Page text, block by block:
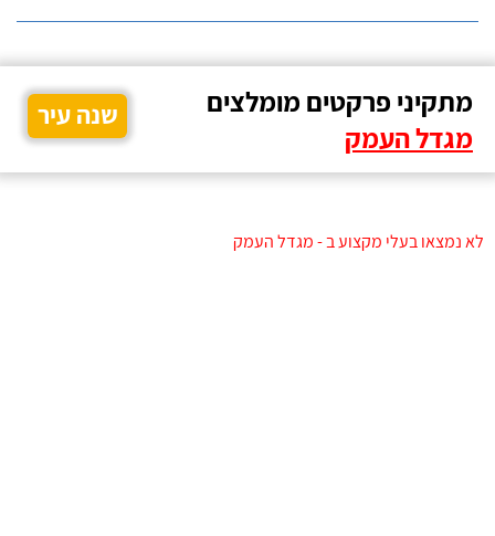
מתקיני פרקטים מומלצים
מגדל העמק
שנה עיר
לא נמצאו בעלי מקצוע ב - מגדל העמק